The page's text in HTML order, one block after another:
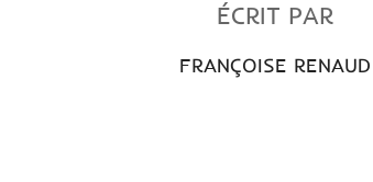
ÉCRIT PAR
FRANÇOISE RENAUD